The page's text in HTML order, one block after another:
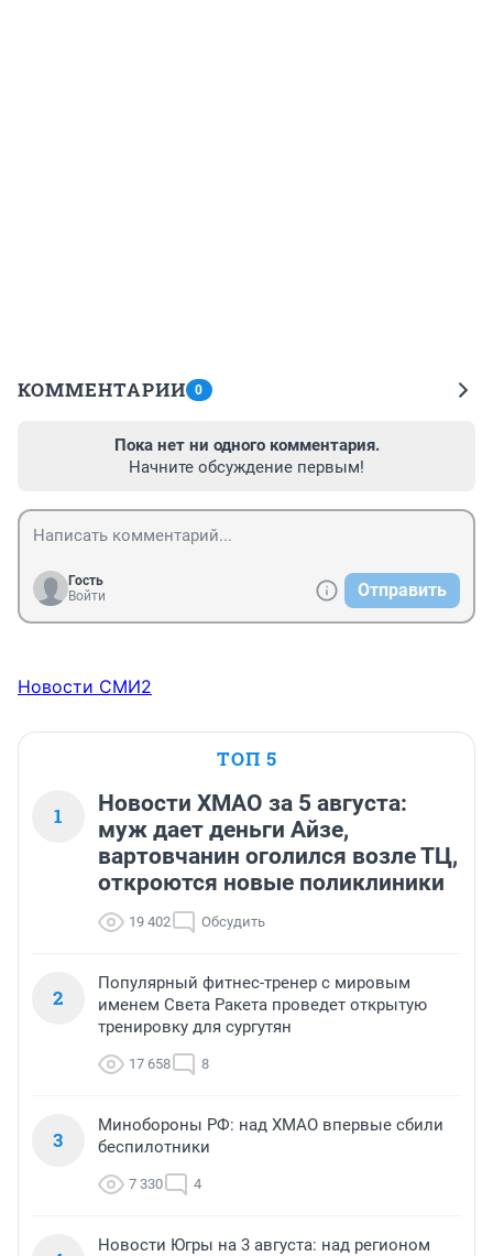
КОММЕНТАРИИ 0
Пока нет ни одного комментария.
Начните обсуждение первым!
Гость
Войти
Отправить
Новости СМИ2
ТОП 5
1
Новости ХМАО за 5 августа:
муж дает деньги Айзе,
вартовчанин оголился возле ТЦ,
откроются новые поликлиники
19 402 Обсудить
2
Популярный фитнес-тренер с мировым
именем Света Ракета проведет открытую
тренировку для сургутян
17 658 8
3
Минобороны РФ: над ХМАО впервые сбили
беспилотники
7 330 4
Новости Югры на 3 августа: над регионом